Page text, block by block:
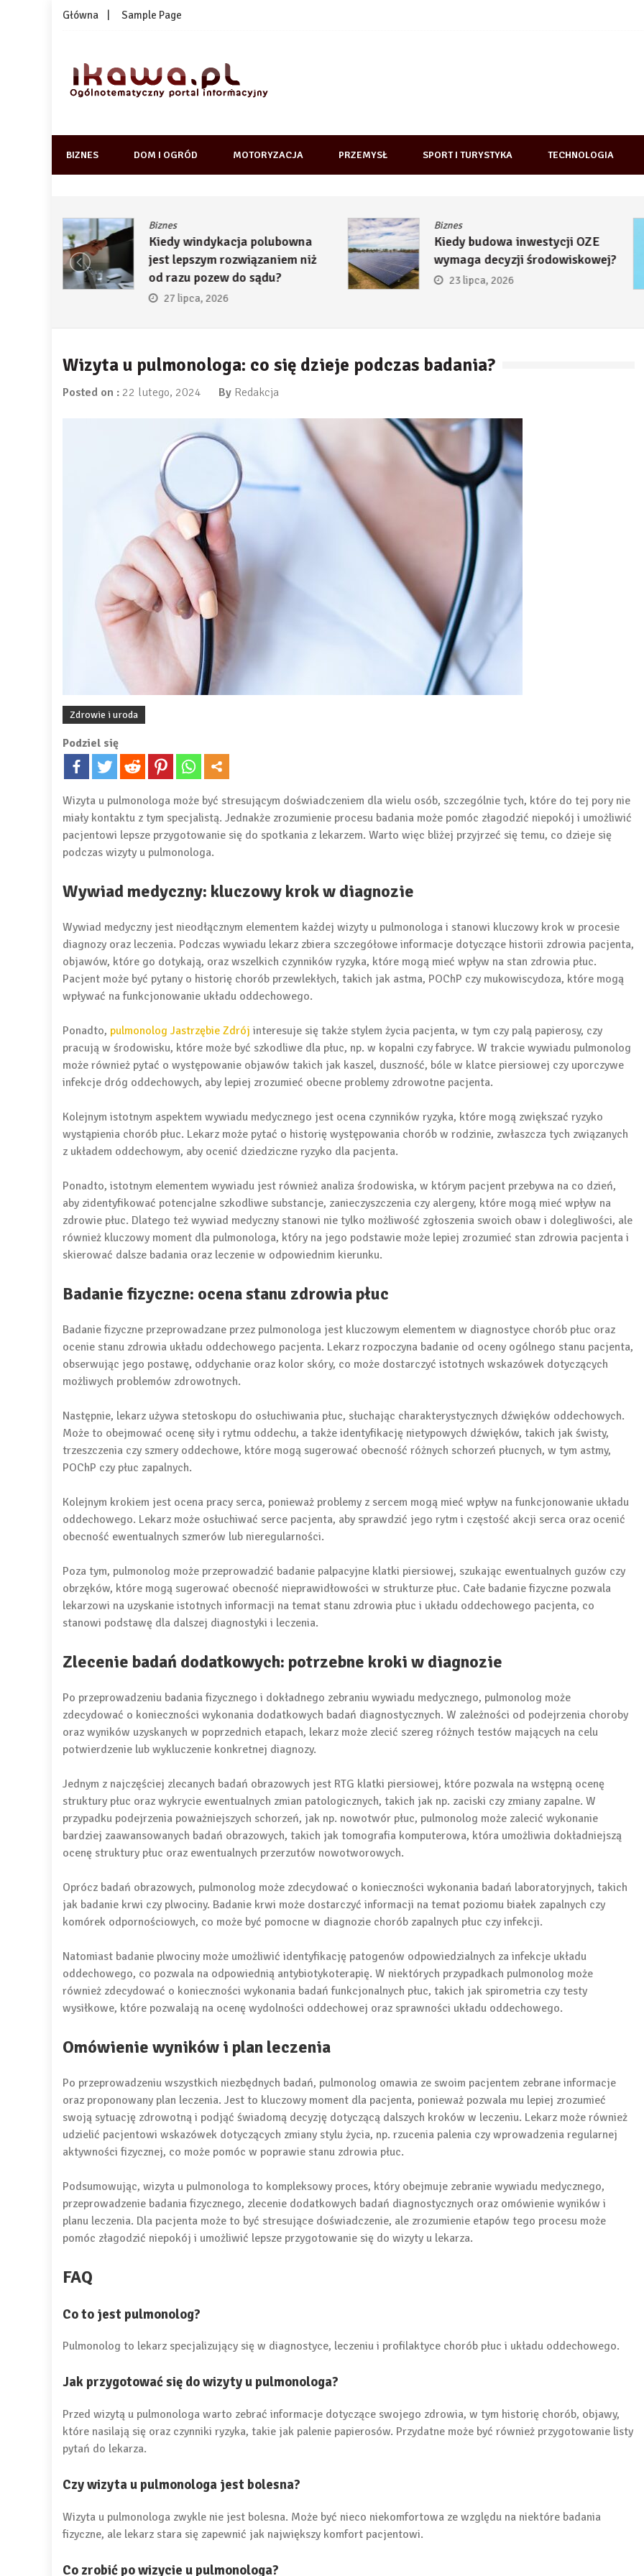
Skip
Główna Sample Page
1kawa.pl
BIZNES DOM I OGRÓD MOTORYZACJA PRZEMYSŁ SPORT I TURYSTYKA TECHNOLOGIA
Biznes
Kiedy windykacja polubowna
jest lepszym rozwiązaniem niż
od razu pozew do sądu?
27 lipca, 2026
Biznes
Kiedy budowa inwestycji OZE
wymaga decyzji środowiskowej?
23 lipca, 2026
Wizyta u pulmonologa: co się dzieje podczas badania?
Posted on : 22 lutego, 2024 By Redakcja
Zdrowie i uroda
Podziel się
Wizyta u pulmonologa może być stresującym doświadczeniem dla wielu osób, szczególnie tych, które do tej pory nie
miały kontaktu z tym specjalistą. Jednakże zrozumienie procesu badania może pomóc złagodzić niepokój i umożliwić
pacjentowi lepsze przygotowanie się do spotkania z lekarzem. Warto więc bliżej przyjrzeć się temu, co dzieje się
podczas wizyty u pulmonologa.
Wywiad medyczny: kluczowy krok w diagnozie
Wywiad medyczny jest nieodłącznym elementem każdej wizyty u pulmonologa i stanowi kluczowy krok w procesie
diagnozy oraz leczenia. Podczas wywiadu lekarz zbiera szczegółowe informacje dotyczące historii zdrowia pacjenta,
objawów, które go dotykają, oraz wszelkich czynników ryzyka, które mogą mieć wpływ na stan zdrowia płuc.
Pacjent może być pytany o historię chorób przewlekłych, takich jak astma, POChP czy mukowiscydoza, które mogą
wpływać na funkcjonowanie układu oddechowego.
Ponadto, pulmonolog Jastrzębie Zdrój interesuje się także stylem życia pacjenta, w tym czy palą papierosy, czy
pracują w środowisku, które może być szkodliwe dla płuc, np. w kopalni czy fabryce. W trakcie wywiadu pulmonolog
może również pytać o występowanie objawów takich jak kaszel, duszność, bóle w klatce piersiowej czy uporczywe
infekcje dróg oddechowych, aby lepiej zrozumieć obecne problemy zdrowotne pacjenta.
Kolejnym istotnym aspektem wywiadu medycznego jest ocena czynników ryzyka, które mogą zwiększać ryzyko
wystąpienia chorób płuc. Lekarz może pytać o historię występowania chorób w rodzinie, zwłaszcza tych związanych
z układem oddechowym, aby ocenić dziedziczne ryzyko dla pacjenta.
Ponadto, istotnym elementem wywiadu jest również analiza środowiska, w którym pacjent przebywa na co dzień,
aby zidentyfikować potencjalne szkodliwe substancje, zanieczyszczenia czy alergeny, które mogą mieć wpływ na
zdrowie płuc. Dlatego też wywiad medyczny stanowi nie tylko możliwość zgłoszenia swoich obaw i dolegliwości, ale
również kluczowy moment dla pulmonologa, który na jego podstawie może lepiej zrozumieć stan zdrowia pacjenta i
skierować dalsze badania oraz leczenie w odpowiednim kierunku.
Badanie fizyczne: ocena stanu zdrowia płuc
Badanie fizyczne przeprowadzane przez pulmonologa jest kluczowym elementem w diagnostyce chorób płuc oraz
ocenie stanu zdrowia układu oddechowego pacjenta. Lekarz rozpoczyna badanie od oceny ogólnego stanu pacjenta,
obserwując jego postawę, oddychanie oraz kolor skóry, co może dostarczyć istotnych wskazówek dotyczących
możliwych problemów zdrowotnych.
Następnie, lekarz używa stetoskopu do osłuchiwania płuc, słuchając charakterystycznych dźwięków oddechowych.
Może to obejmować ocenę siły i rytmu oddechu, a także identyfikację nietypowych dźwięków, takich jak świsty,
trzeszczenia czy szmery oddechowe, które mogą sugerować obecność różnych schorzeń płucnych, w tym astmy,
POChP czy płuc zapalnych.
Kolejnym krokiem jest ocena pracy serca, ponieważ problemy z sercem mogą mieć wpływ na funkcjonowanie układu
oddechowego. Lekarz może osłuchiwać serce pacjenta, aby sprawdzić jego rytm i częstość akcji serca oraz ocenić
obecność ewentualnych szmerów lub nieregularności.
Poza tym, pulmonolog może przeprowadzić badanie palpacyjne klatki piersiowej, szukając ewentualnych guzów czy
obrzęków, które mogą sugerować obecność nieprawidłowości w strukturze płuc. Całe badanie fizyczne pozwala
lekarzowi na uzyskanie istotnych informacji na temat stanu zdrowia płuc i układu oddechowego pacjenta, co
stanowi podstawę dla dalszej diagnostyki i leczenia.
Zlecenie badań dodatkowych: potrzebne kroki w diagnozie
Po przeprowadzeniu badania fizycznego i dokładnego zebraniu wywiadu medycznego, pulmonolog może
zdecydować o konieczności wykonania dodatkowych badań diagnostycznych. W zależności od podejrzenia choroby
oraz wyników uzyskanych w poprzednich etapach, lekarz może zlecić szereg różnych testów mających na celu
potwierdzenie lub wykluczenie konkretnej diagnozy.
Jednym z najczęściej zlecanych badań obrazowych jest RTG klatki piersiowej, które pozwala na wstępną ocenę
struktury płuc oraz wykrycie ewentualnych zmian patologicznych, takich jak np. zaciski czy zmiany zapalne. W
przypadku podejrzenia poważniejszych schorzeń, jak np. nowotwór płuc, pulmonolog może zalecić wykonanie
bardziej zaawansowanych badań obrazowych, takich jak tomografia komputerowa, która umożliwia dokładniejszą
ocenę struktury płuc oraz ewentualnych przerzutów nowotworowych.
Oprócz badań obrazowych, pulmonolog może zdecydować o konieczności wykonania badań laboratoryjnych, takich
jak badanie krwi czy plwociny. Badanie krwi może dostarczyć informacji na temat poziomu białek zapalnych czy
komórek odpornościowych, co może być pomocne w diagnozie chorób zapalnych płuc czy infekcji.
Natomiast badanie plwociny może umożliwić identyfikację patogenów odpowiedzialnych za infekcje układu
oddechowego, co pozwala na odpowiednią antybiotykoterapię. W niektórych przypadkach pulmonolog może
również zdecydować o konieczności wykonania badań funkcjonalnych płuc, takich jak spirometria czy testy
wysiłkowe, które pozwalają na ocenę wydolności oddechowej oraz sprawności układu oddechowego.
Omówienie wyników i plan leczenia
Po przeprowadzeniu wszystkich niezbędnych badań, pulmonolog omawia ze swoim pacjentem zebrane informacje
oraz proponowany plan leczenia. Jest to kluczowy moment dla pacjenta, ponieważ pozwala mu lepiej zrozumieć
swoją sytuację zdrowotną i podjąć świadomą decyzję dotyczącą dalszych kroków w leczeniu. Lekarz może również
udzielić pacjentowi wskazówek dotyczących zmiany stylu życia, np. rzucenia palenia czy wprowadzenia regularnej
aktywności fizycznej, co może pomóc w poprawie stanu zdrowia płuc.
Podsumowując, wizyta u pulmonologa to kompleksowy proces, który obejmuje zebranie wywiadu medycznego,
przeprowadzenie badania fizycznego, zlecenie dodatkowych badań diagnostycznych oraz omówienie wyników i
planu leczenia. Dla pacjenta może to być stresujące doświadczenie, ale zrozumienie etapów tego procesu może
pomóc złagodzić niepokój i umożliwić lepsze przygotowanie się do wizyty u lekarza.
FAQ
Co to jest pulmonolog?
Pulmonolog to lekarz specjalizujący się w diagnostyce, leczeniu i profilaktyce chorób płuc i układu oddechowego.
Jak przygotować się do wizyty u pulmonologa?
Przed wizytą u pulmonologa warto zebrać informacje dotyczące swojego zdrowia, w tym historię chorób, objawy,
które nasilają się oraz czynniki ryzyka, takie jak palenie papierosów. Przydatne może być również przygotowanie listy
pytań do lekarza.
Czy wizyta u pulmonologa jest bolesna?
Wizyta u pulmonologa zwykle nie jest bolesna. Może być nieco niekomfortowa ze względu na niektóre badania
fizyczne, ale lekarz stara się zapewnić jak największy komfort pacjentowi.
Co zrobić po wizycie u pulmonologa?